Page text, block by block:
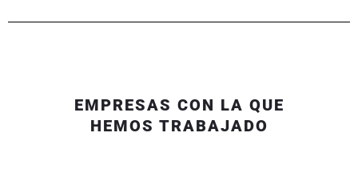
EMPRESAS CON LA QUE
HEMOS TRABAJADO